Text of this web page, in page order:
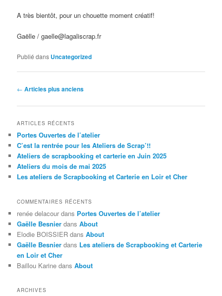
A très bientôt, pour un chouette moment créatif!
Gaëlle / gaelle@lagaliscrap.fr
Publié dans Uncategorized
Navigation des articles
← Articles plus anciens
ARTICLES RÉCENTS
Portes Ouvertes de l’atelier
C’est la rentrée pour les Ateliers de Scrap’!!
Ateliers de scrapbooking et carterie en Juin 2025
Ateliers du mois de mai 2025
Les ateliers de Scrapbooking et Carterie en Loir et Cher
COMMENTAIRES RÉCENTS
renée delacour dans Portes Ouvertes de l’atelier
Gaëlle Besnier dansAbout
Elodie BOISSIER dansAbout
Gaëlle Besnier dans Les ateliers de Scrapbooking et Carterie
en Loir et Cher
Baillou Karine dansAbout
ARCHIVES